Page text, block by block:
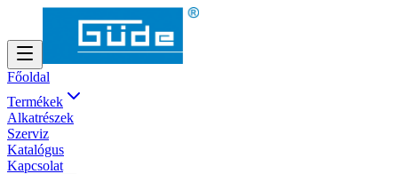
Főoldal
Termékek
Alkatrészek
Szerviz
Katalógus
Kapcsolat